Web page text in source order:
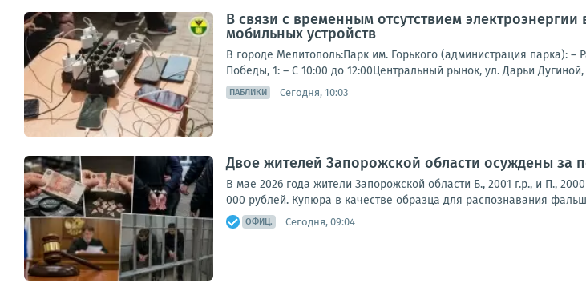
В связи с временным отсутствием
мобильных устройств
В городе Мелитополь:Парк им. Горького (администрация парка):
Победы, 1: – С 10:00 до 12:00Центральный рынок, ул. Дарьи
ПАБЛИКИ Сегодня, 10:03
Двое жителей Запорожской области осуждены за
В мае 2026 года жители Запорожской области Б., 2001 г.р., и П.,
000 рублей. Купюра в качестве образца для распознавания
ОФИЦ. Сегодня, 09:04